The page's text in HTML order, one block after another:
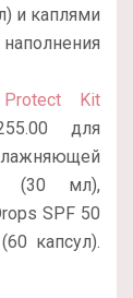
и каплями
Kit
для
(30 мл),
SPF 50
капсул).